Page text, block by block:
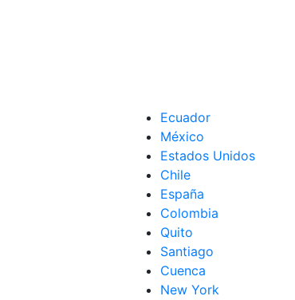
Ecuador
México
Estados Unidos
Chile
España
Colombia
Quito
Santiago
Cuenca
New York